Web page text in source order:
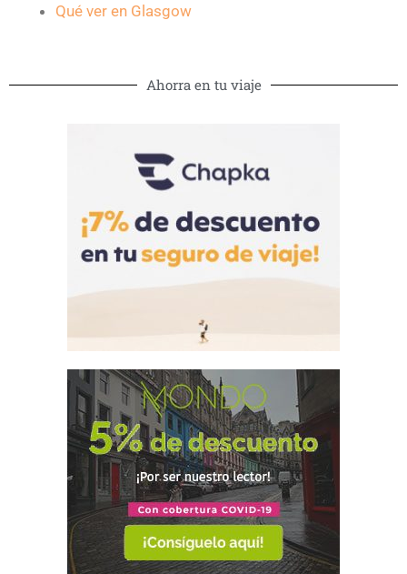
Qué ver en Glasgow
Ahorra en tu viaje